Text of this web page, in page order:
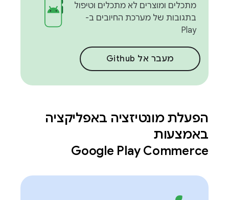
מתכלים ומוצרים לא מתכלים וטיפול
בתגובות של מערכת החיובים ב-
Play
מעבר אל Github
הפעלת מונטיזציה באפליקציה
באמצעות
Google Play Commerce